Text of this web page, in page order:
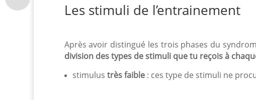
Les stimuli de l’entrainement
Après avoir distingué les trois phases du
division des types de stimuli que tu reçois à
stimulus très faible: ces type de stimuli ne